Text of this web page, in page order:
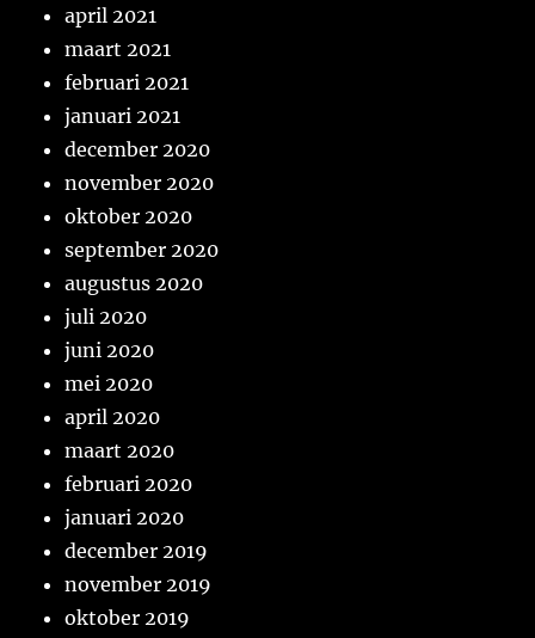
april 2021
maart 2021
februari 2021
januari 2021
december 2020
november 2020
oktober 2020
september 2020
augustus 2020
juli 2020
juni 2020
mei 2020
april 2020
maart 2020
februari 2020
januari 2020
december 2019
november 2019
oktober 2019